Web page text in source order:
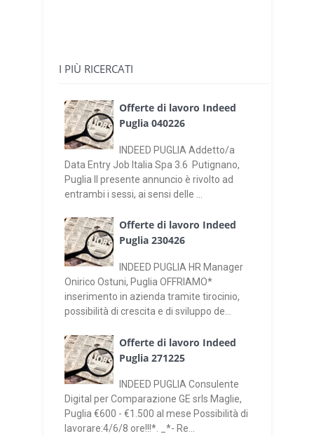
I PIÙ RICERCATI
Offerte di lavoro Indeed
Puglia 040226
INDEED PUGLIA Addetto/a
Data Entry Job Italia Spa 3.6 Putignano,
Puglia Il presente annuncio è rivolto ad
entrambi i sessi, ai sensi delle ...
Offerte di lavoro Indeed
Puglia 230426
INDEED PUGLIA HR Manager
Onirico Ostuni, Puglia OFFRIAMO*
inserimento in azienda tramite tirocinio,
possibilità di crescita e di sviluppo de...
Offerte di lavoro Indeed
Puglia 271225
INDEED PUGLIA Consulente
Digital per Comparazione GE srls Maglie,
Puglia €600 - €1.500 al mese Possibilità di
lavorare:4/6/8 ore!!!*. _*- Re...